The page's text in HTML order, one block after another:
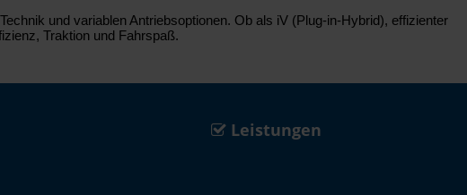
und variablen Antriebsoptionen. Ob als iV (Plug-in-Hybrid), effizienter
Traktion und Fahrspaß.
Leistungen